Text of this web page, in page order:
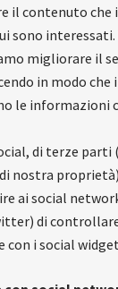
il contenuto che
sono
migliorare il
in modo che
le informazioni
di terze parti
nostra
ai social
di
con i social